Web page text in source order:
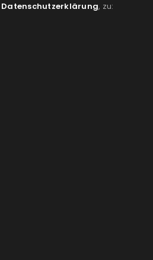
Datenschutzerklärung, zu: